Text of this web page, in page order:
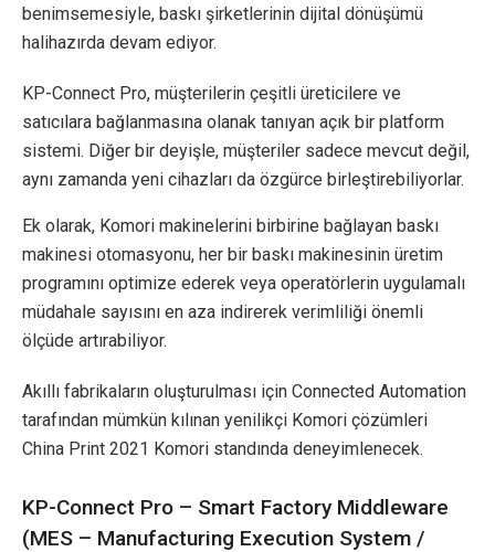
benimsemesiyle, baskı şirketlerinin dijital dönüşümü
halihazırda devam ediyor.
KP-Connect Pro, müşterilerin çeşitli üreticilere ve
satıcılara bağlanmasına olanak tanıyan açık bir platform
sistemi. Diğer bir deyişle, müşteriler sadece mevcut değil,
aynı zamanda yeni cihazları da özgürce birleştirebiliyorlar.
Ek olarak, Komori makinelerini birbirine bağlayan baskı
makinesi otomasyonu, her bir baskı makinesinin üretim
programını optimize ederek veya operatörlerin uygulamalı
müdahale sayısını en aza indirerek verimliliği önemli
ölçüde artırabiliyor.
Akıllı fabrikaların oluşturulması için Connected Automation
tarafından mümkün kılınan yenilikçi Komori çözümleri
China Print 2021 Komori standında deneyimlenecek.
KP-Connect Pro – Smart Factory Middleware
(MES – Manufacturing Execution System /